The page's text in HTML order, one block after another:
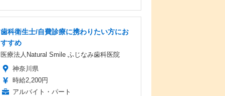
歯科衛生士/自費診療に携わりたい方にお
すすめ
医療法人Natural Smile ふじなみ歯科医院
神奈川県
時給2,200円
アルバイト・パート